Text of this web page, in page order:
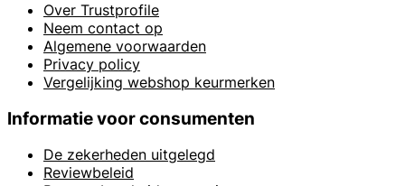
Over Trustprofile
Neem contact op
Algemene voorwaarden
Privacy policy
Vergelijking webshop keurmerken
Informatie voor consumenten
De zekerheden uitgelegd
Reviewbeleid